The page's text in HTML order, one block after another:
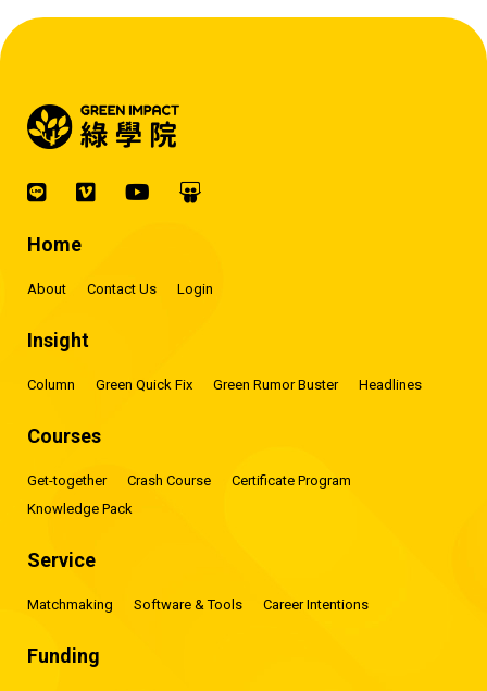
Home
About Contact Us Login
Insight
Column Green Quick Fix Green Rumor Buster Headlines
Courses
Get-together Crash Course
Certificate Program
Knowledge Pack
Service
Matchmaking Software & Tools Career Intentions
Funding